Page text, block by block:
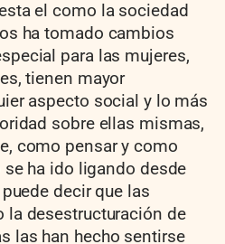
el como la sociedad
ha tomado cambios
para las mujeres,
tienen mayor
aspecto social y lo más
sobre ellas mismas,
como pensar y como
ha ido ligando desde
decir que las
la desestructuración de
las han hecho sentirse